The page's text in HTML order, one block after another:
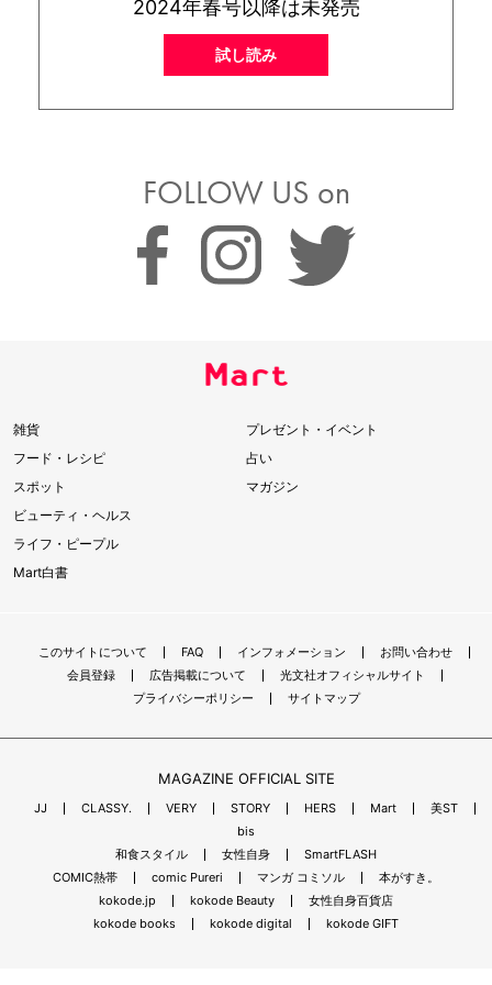
2024年春号以降は未発売
試し読み
FOLLOW US on
雑貨
フード・レシピ
スポット
ビューティ・ヘルス
ライフ・ピープル
Mart白書
プレゼント・イベント
占い
マガジン
このサイトについて FAQ インフォメーション
お問い合わせ
会員登録
広告掲載について
光文社オフィシャルサイト
プライバシーポリシー
サイトマップ
MAGAZINE OFFICIAL SITE
JJ CLASSY. VERY STORY HERS Mart
美ST
bis
和食スタイル
女性自身
SmartFLASH
COMIC熱帯
comic Pureri マンガ コミソル
本がすき。
kokode.jp
kokode Beauty
女性自身百貨店
kokode books
kokode digital kokode GIFT